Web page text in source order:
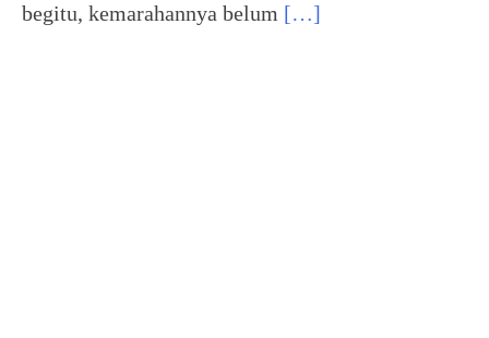
begitu, kemarahannya belum […]